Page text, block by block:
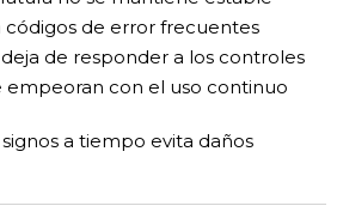
de error frecuentes
de responder a los controles
empeoran con el uso continuo
a tiempo evita daños